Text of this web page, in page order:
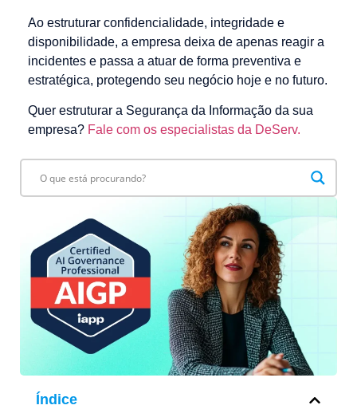
Ao estruturar confidencialidade, integridade e
disponibilidade, a empresa deixa de apenas reagir a
incidentes e passa a atuar de forma preventiva e
estratégica, protegendo seu negócio hoje e no futuro.
Quer estruturar a Segurança da Informação da sua
empresa? Fale com os especialistas da DeServ.
Índice